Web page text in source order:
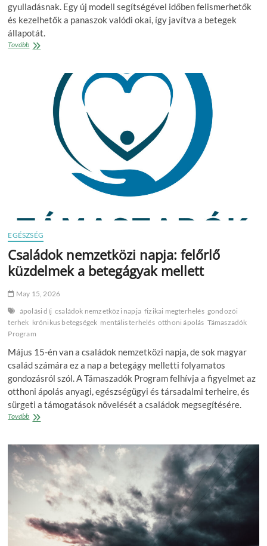
gyulladásnak. Egy új modell segítségével időben felismerhetők
és kezelhetők a panaszok valódi okai, így javítva a betegek
állapotát.
TovábbA
következménye,
gyulladásnak
EGÉSZSÉG
Családok nemzetközi napja: felőrlő
küzdelmek a betegágyak mellett
May 15, 2026
ápolási díj családok nemzetközi napja fizikai megterhelés gondozói
terhek krónikus betegségek mentális terhelés otthoni ápolás Támaszadók
Program
Május 15-én van a családok nemzetközi napja, de sok magyar
család számára ez a nap a betegágy melletti folyamatos
gondozásról szól. A Támaszadók Program felhívja a figyelmet az
otthoni ápolás anyagi, egészségügyi és társadalmi terheire, és
sürgeti a támogatások növelését a családok megsegítésére.
TovábbCsaládok
felőrlő
küzdelmek
betegágyak
mellett